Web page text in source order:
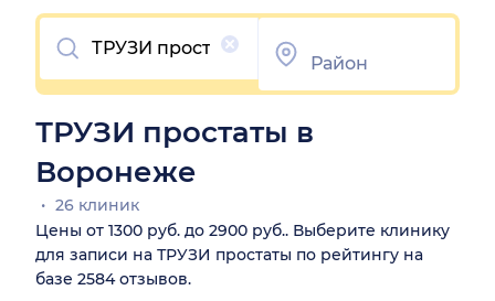
Очистить
ТРУЗИ простаты в
Воронеже
26 клиник
Цены от 1300 руб. до 2900 руб.. Выберите клинику
для записи на ТРУЗИ простаты по рейтингу на
базе 2584 отзывов.